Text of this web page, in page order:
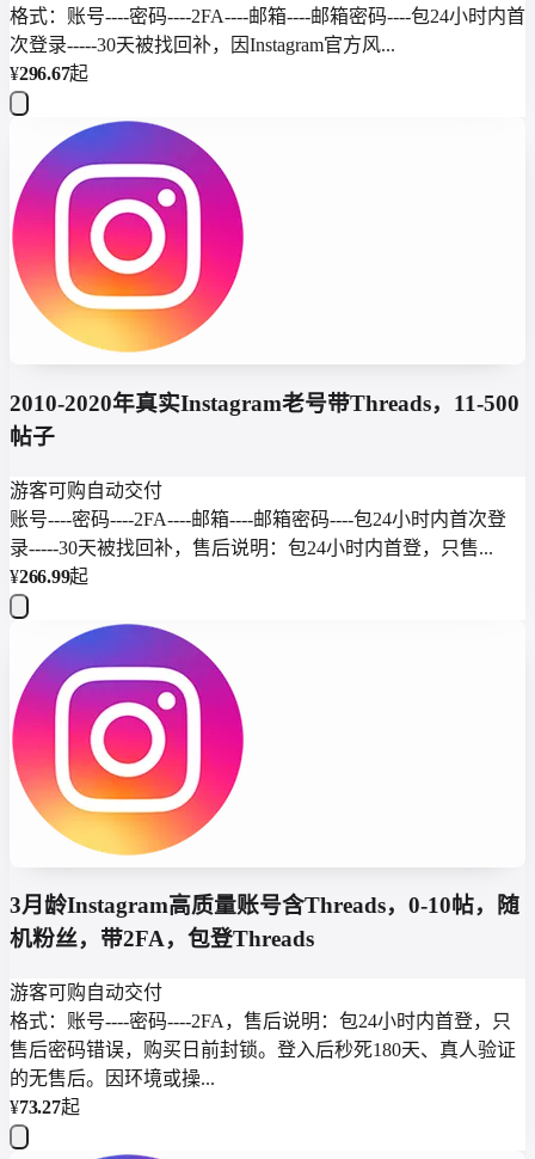
格式：账号----密码----2FA----邮箱----邮箱密码----包24小时内首
次登录-----30天被找回补，因Instagram官方风...
¥296.67起
2010-2020年真实Instagram老号带Threads，11-500
帖子
游客可购自动交付
账号----密码----2FA----邮箱----邮箱密码----包24小时内首次登
录-----30天被找回补，售后说明：包24小时内首登，只售...
¥266.99起
3月龄Instagram高质量账号含Threads，0-10帖，随
机粉丝，带2FA，包登Threads
游客可购自动交付
格式：账号----密码----2FA，售后说明：包24小时内首登，只
售后密码错误，购买日前封锁。登入后秒死180天、真人验证
的无售后。因环境或操...
¥73.27起